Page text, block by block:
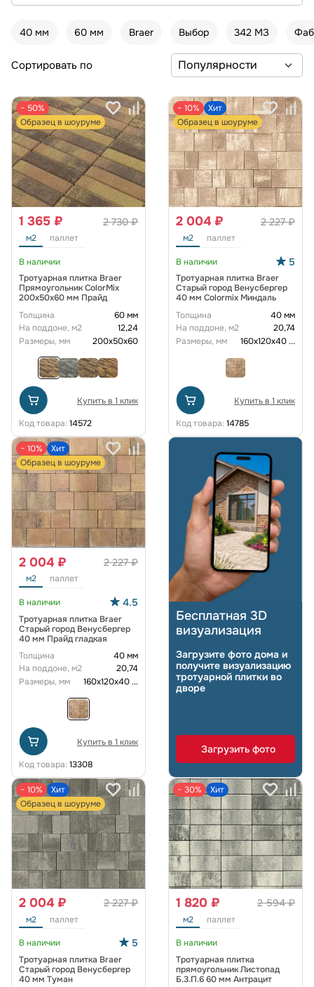
40 мм 60 мм Braer Выбор 342 МЗ
Сортировать по
− 50%
Образец в шоуруме
2 730 ₽
1 365 ₽
м2 паллет
В наличии
Тротуарная плитка Braer
Прямоугольник ColorMix
200х50х60 мм Прайд
Толщина
60 мм
На поддоне, м2
12,24
Размеры, мм
200х50х60
Купить в 1 клик
Код товара: 14572
− 10%
Хит
Образец в шоуруме
2 227 ₽
2 004 ₽
м2 паллет
В наличии 5
Тротуарная плитка Braer
Старый город Венусбергер
40 мм Colormix Миндаль
Толщина
40 мм
На поддоне, м2
20,74
Размеры, мм
160х120х40...
Купить в 1 клик
Код товара: 14785
− 10%
Хит
Образец в шоуруме
2 227 ₽
2 004 ₽
м2 паллет
В наличии 4.5
Тротуарная плитка Braer
Старый город Венусбергер
40 мм Прайд гладкая
Толщина
40 мм
На поддоне, м2
20,74
Размеры, мм
160х120х40...
Купить в 1 клик
Код товара: 13308
Бесплатная 3D
визуализация
Загрузите фото дома и
получите визуализацию
тротуарной плитки во
дворе
Загрузить фото
− 10%
Хит
Образец в шоуруме
2 227 ₽
2 004 ₽
м2 паллет
В наличии 5
Тротуарная плитка Braer
Старый город Венусбергер
40 мм Туман
− 30% Хит
2 594 ₽
1 820 ₽
м2 паллет
В наличии
Тротуарная плитка
прямоугольник Листопад
Б.3.П.6 60 мм Антрацит